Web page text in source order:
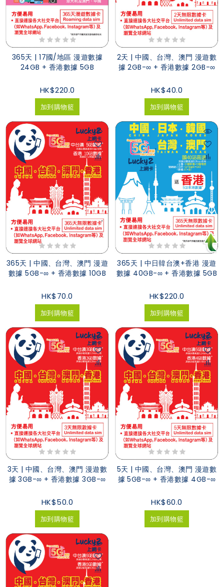
365天 | 17國/地區 漫遊數據
24GB + 香港數據 5GB
HK$220.0
加到購物籃
2天 | 中國、台灣、澳門 漫遊數
據 2GB-∞ + 香港數據 2GB-∞
HK$40.0
加到購物籃
365天 | 中國、台灣、澳門 漫遊
數據 5GB-∞ + 香港數據 10GB
HK$70.0
加到購物籃
365天 | 中日韓台澳+香港 漫遊
數據 40GB-∞ + 香港數據 5GB
HK$220.0
加到購物籃
3天 | 中國、台灣、澳門 漫遊數
據 3GB-∞ + 香港數據 3GB-∞
HK$50.0
加到購物籃
5天 | 中國、台灣、澳門 漫遊數
據 5GB-∞ + 香港數據 4GB-∞
HK$60.0
加到購物籃